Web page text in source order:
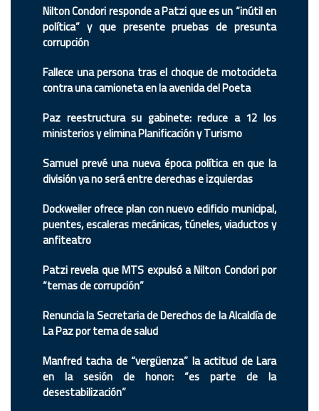
Nilton Condori responde a Patzi que es un “inútil en
política” y que presente pruebas de presunta
corrupción
Fallece una persona tras el choque de motocicleta
contra una camioneta en la avenida del Poeta
Paz reestructura su gabinete: reduce a 12 los
ministerios y elimina Planificación y Turismo
Samuel prevé una nueva época política en que la
división ya no será entre derechas e izquierdas
Dockweiler ofrece plan con nuevo edificio municipal,
puentes, escaleras mecánicas, túneles, viaductos y
anfiteatro
Patzi revela que MTS expulsó a Nilton Condori por
“temas de corrupción”
Renuncia la Secretaria de Derechos de la Alcaldía de
La Paz por tema de salud
Manfred tacha de “vergüenza” la actitud de Lara
en la sesión de honor: “es parte de la
desestabilización”